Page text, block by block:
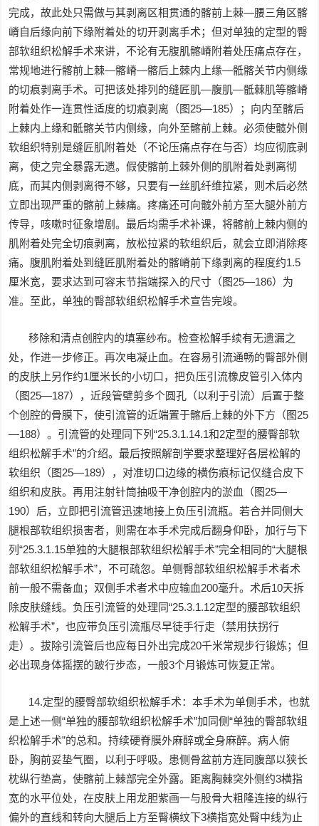
完成，故此处只需做与其剥离区相贯通的髂前上棘—腰三角区髂
嵴自后缘向前下缘附着处的切开剥离手术；但对单独的定型的臀
部软组织松解手术来讲，不论有无腹肌髂嵴附着处压痛点存在，
常规地进行髂前上棘—髂嵴—髂后上棘内上缘—骶髂关节内侧缘
的切痕剥离手术。可把该处排列的缝匠肌—腹肌—骶棘肌等髂嵴
附着处作一连贯性适度的切痕剥离（图25—185）；向内至髂后
上棘内上缘和骶髂关节内侧缘，向外至髂前上棘。必须使髋外侧
软组织特别是缝匠肌附着处（不论压痛点存在与否）均应彻底剥
离，使之完全暴露无遗。假使髂前上棘外侧的肌附着处剥离彻
底，而其内侧剥离得不够，只要有一丝肌纤维拉紧，则术后必然
立即出现严重的髂前上棘痛。疼痛还可向髋外前方至大腿外前方
传导，咳嗽时征象增剧。最后均需手术补课，将髂前上棘内侧的
肌附着处完全切痕剥离，放松拉紧的软组织后，就会立即消除疼
痛。腹肌附着处到缝匠肌附着处的髂嵴前下缘剥离的程度约1.5
厘米宽，要求达到可容末节指端探入的尺寸（图25—186）为
准。至此，单独的臀部软组织松解手术宣告完竣。
移除和清点创腔内的填塞纱布。检查松解手续有无遗漏之
处，作进一步修正。再次电凝止血。在容易引流通畅的臀部外侧
的皮肤上另作约1厘米长的小切口，把负压引流橡皮管引入体内
（图25—187），近段管壁剪多个圆孔（以利于引流）后置于整
个创腔的骨膜下，使引流管的近端置于髂后上棘的外下方（图25
—188）。引流管的处理同下列“25.3.1.14.1和2定型的腰臀部软
组织松解手术”的介绍。最后按照解剖学要求整理好各层松解的
软组织（图25—189），对准切口边缘的横伤痕标记仅缝合皮下
组织和皮肤。再用注射针筒抽吸干净创腔内的淤血（图25—
190）后，立即把引流管迅速地接上负压引流瓶。若合并同侧大
腿根部软组织损害者，则需在本手术完成后翻身仰卧，加行与下
列“25.3.1.15单独的大腿根部软组织松解手术”完全相同的“大腿根
部软组织松解手术”，不可疏忽。单侧臀部软组织松解手术者术
前一般不需备血；双侧手术者术中应输血200毫升。术后10天拆
除皮肤缝线。负压引流管的处理同“25.3.1.12定型的腰部软组织
松解手术”，也应带负压引流瓶尽早徒手行走（禁用扶拐行
走）。拔除引流管后也应每日外出完成20千米常规步行锻炼；但
必出现身体摇摆的跛行步态，一般3个月锻炼可恢复正常。
14.定型的腰臀部软组织松解手术：本手术为单侧手术，也就
是上述一侧“单独的腰部软组织松解手术”加同侧“单独的臀部软组
织松解手术”的总和。持续硬脊膜外麻醉或全身麻醉。病人俯
卧，胸前妥垫气圈，以利于呼吸。患侧骨盆前方连同腹部以狭长
枕纵行垫高，使髂前上棘部完全外露。距离胸棘突外侧约3横指
宽的水平位处，在皮肤上用龙胆紫画一与股骨大粗隆连接的纵行
偏外的直线和转向大腿后上方至臀横纹下3横指宽处臀中线为止